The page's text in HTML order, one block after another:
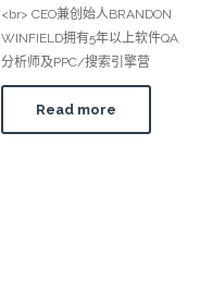
<br> CEO兼创始人BRANDON
WINFIELD拥有5年以上软件QA
分析师及PPC/搜索引擎营
Read more